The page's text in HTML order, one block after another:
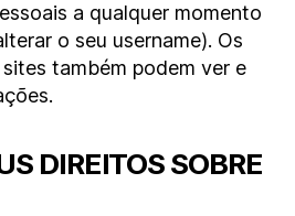
a qualquer momento
o seu username). Os
também podem ver e
DIREITOS SOBRE